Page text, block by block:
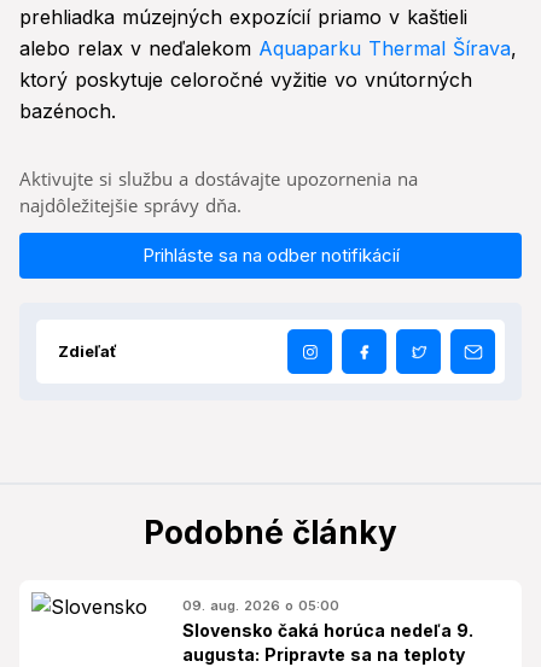
prehliadka múzejných expozícií priamo v kaštieli
alebo relax v neďalekom Aquaparku Thermal Šírava,
ktorý poskytuje celoročné vyžitie vo vnútorných
bazénoch.
Aktivujte si službu a dostávajte upozornenia na
najdôležitejšie správy dňa.
Prihláste sa na odber notifikácií
Zdieľať
Podobné články
09. aug. 2026 o 05:00
Slovensko čaká horúca nedeľa 9.
augusta: Pripravte sa na teploty